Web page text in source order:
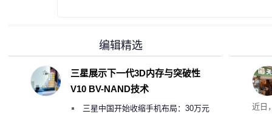
肉
近日
编辑精选
三星展示下一代3D内存与突破性
V10 BV-NAND技术
三星中国开始收缩手机布局：30万元